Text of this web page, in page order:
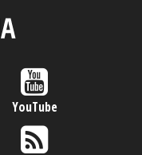
YouTube